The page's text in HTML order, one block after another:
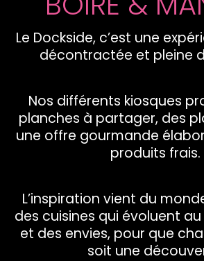
Le Dockside, c’est une
décontractée et pleine
Nos différents kiosques
planches à partager, des
une offre gourmande
produits frais.
L’inspiration vient du
des cuisines qui évoluent
et des envies, pour que
soit une